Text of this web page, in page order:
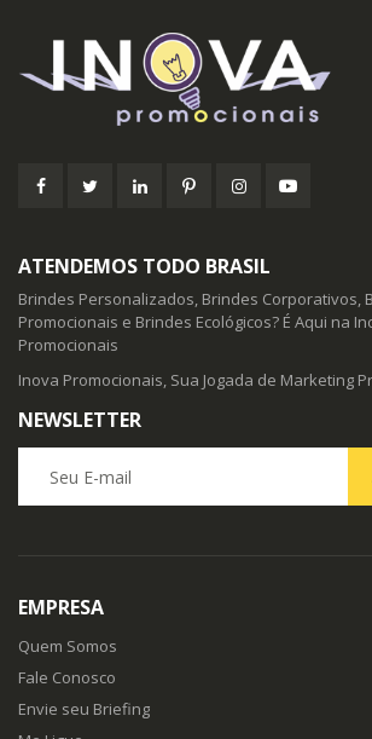
ATENDEMOS TODO BRASIL
Brindes Personalizados, Brindes Corporativos,
Promocionais e Brindes Ecológicos? É Aqui na
Promocionais
Inova Promocionais, Sua Jogada de Marketing
NEWSLETTER
EMPRESA
Quem Somos
Fale Conosco
Envie seu Briefing